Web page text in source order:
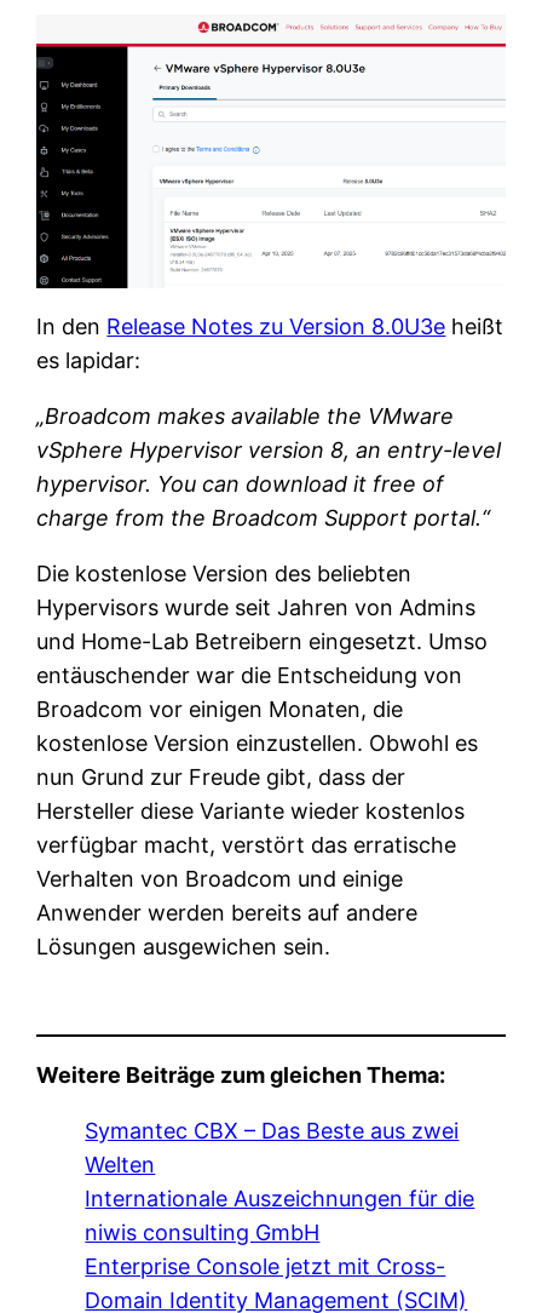
In den Release Notes zu Version 8.0U3e heißt
es lapidar:
„Broadcom makes available the VMware
vSphere Hypervisor version 8, an entry-level
hypervisor. You can download it free of
charge from the Broadcom Support portal.“
Die kostenlose Version des beliebten
Hypervisors wurde seit Jahren von Admins
und Home-Lab Betreibern eingesetzt. Umso
entäuschender war die Entscheidung von
Broadcom vor einigen Monaten, die
kostenlose Version einzustellen. Obwohl es
nun Grund zur Freude gibt, dass der
Hersteller diese Variante wieder kostenlos
verfügbar macht, verstört das erratische
Verhalten von Broadcom und einige
Anwender werden bereits auf andere
Lösungen ausgewichen sein.
Weitere Beiträge zum gleichen Thema:
Symantec CBX – Das Beste aus zwei
Welten
Internationale Auszeichnungen für die
niwis consulting GmbH
Enterprise Console jetzt mit Cross-
Domain Identity Management (SCIM)